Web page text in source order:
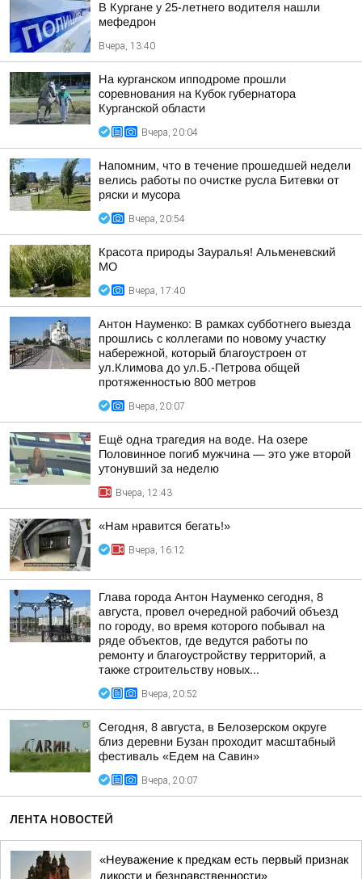
В Кургане у 25-летнего водителя нашли
мефедрон
Вчера, 13:40
На курганском ипподроме прошли
соревнования на Кубок губернатора
Курганской области
Вчера, 20:04
Напомним, что в течение прошедшей недели
велись работы по очистке русла Битевки от
ряски и мусора
Вчера, 20:54
Красота природы Зауралья! Альменевский
МО
Вчера, 17:40
Антон Науменко: В рамках субботнего выезда
прошлись с коллегами по новому участку
набережной, который благоустроен от
ул.Климова до ул.Б.-Петрова общей
протяженностью 800 метров
Вчера, 20:07
Ещё одна трагедия на воде. На озере
Половинное погиб мужчина — это уже второй
утонувший за неделю
Вчера, 12:43
«Нам нравится бегать!»
Вчера, 16:12
Глава города Антон Науменко сегодня, 8
августа, провел очередной рабочий объезд
по городу, во время которого побывал на
ряде объектов, где ведутся работы по
ремонту и благоустройству территорий, а
также строительству новых...
Вчера, 20:52
Сегодня, 8 августа, в Белозерском округе
близ деревни Бузан проходит масштабный
фестиваль «Едем на Савин»
Вчера, 20:07
ЛЕНТА НОВОСТЕЙ
«Неуважение к предкам есть первый признак
дикости и безнравственности»